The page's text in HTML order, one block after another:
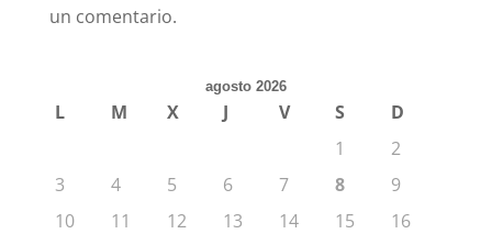
un comentario.
agosto 2026
L M X J V S
D
1
2
3
4 5 6 7 8
9
10
11 12 13 14 15
16